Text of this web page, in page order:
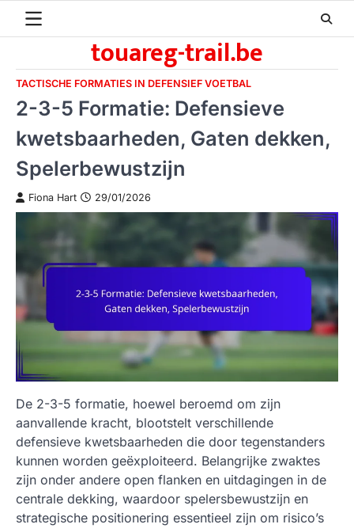
touareg-trail.be
TACTISCHE FORMATIES IN DEFENSIEF VOETBAL
2-3-5 Formatie: Defensieve
kwetsbaarheden, Gaten dekken,
Spelerbewustzijn
Fiona Hart 29/01/2026
De 2-3-5 formatie, hoewel beroemd om zijn
aanvallende kracht, blootstelt verschillende
defensieve kwetsbaarheden die door tegenstanders
kunnen worden geëxploiteerd. Belangrijke zwaktes
zijn onder andere open flanken en uitdagingen in de
centrale dekking, waardoor spelersbewustzijn en
strategische positionering essentieel zijn om risico’s